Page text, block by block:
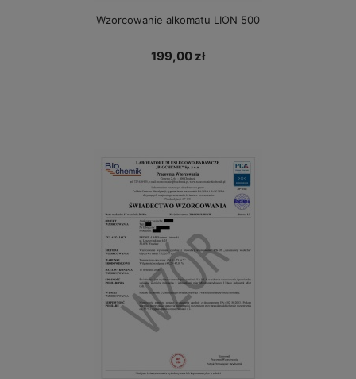
Wzorcowanie alkomatu LION 500
199,00 zł